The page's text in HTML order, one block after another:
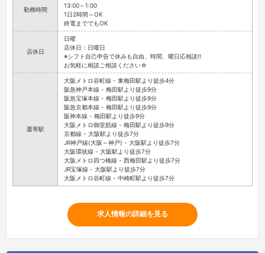
勤務時間
13:00～1:00
1日2時間～OK
終電まででもOK
店休日
日曜
店休日：日曜日
※シフト自己申告で休みも自由、時間、曜日応相談!!
お気軽に相談ご相談ください☆
最寄駅
大阪メトロ谷町線 - 東梅田駅より徒歩4分
阪急神戸本線 - 梅田駅より徒歩9分
阪急宝塚本線 - 梅田駅より徒歩9分
阪急京都本線 - 梅田駅より徒歩9分
阪神本線 - 梅田駅より徒歩9分
大阪メトロ御堂筋線 - 梅田駅より徒歩9分
京都線 - 大阪駅より徒歩7分
JR神戸線(大阪～神戸) - 大阪駅より徒歩7分
大阪環状線 - 大阪駅より徒歩7分
大阪メトロ四つ橋線 - 西梅田駅より徒歩7分
JR宝塚線 - 大阪駅より徒歩7分
大阪メトロ谷町線 - 中崎町駅より徒歩7分
求人情報の詳細を見る